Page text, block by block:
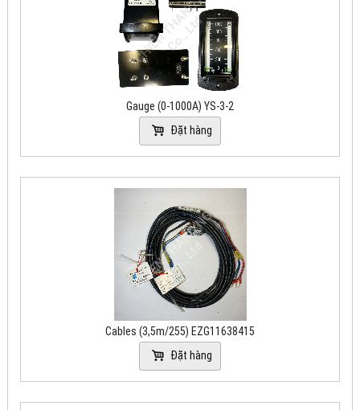
Gauge (0-1000A) YS-3-2
Đặt hàng
Cables (3,5m/255) EZG11638415
Đặt hàng